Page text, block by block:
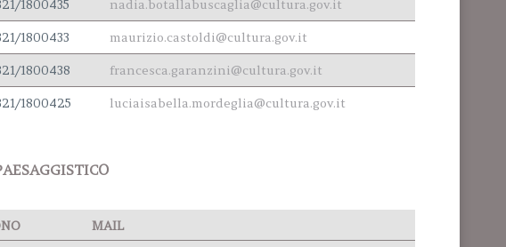
1800435 nadia.botallabuscaglia@cultura.gov.it
1800433 maurizio.castoldi@cultura.gov.it
1800438 francesca.garanzini@cultura.gov.it
1800425 luciaisabella.mordeglia@cultura.gov.it
MAIL